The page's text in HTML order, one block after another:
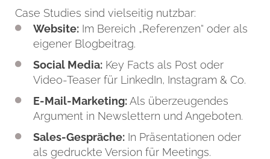
Case Studies sind vielseitig nutzbar:
Website: Im Bereich „Referenzen“ oder als
eigener Blogbeitrag.
Social Media: Key Facts als Post oder
Video-Teaser für LinkedIn, Instagram & Co.
E-Mail-Marketing:Als überzeugendes
Argument in Newslettern und Angeboten.
Sales-Gespräche: In Präsentationen oder
als gedruckte Version für Meetings.